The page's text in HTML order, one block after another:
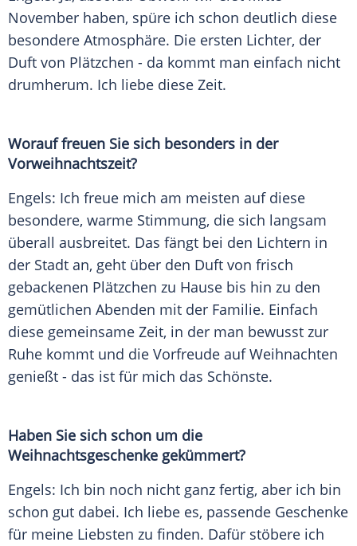
November haben, spüre ich schon deutlich diese
besondere Atmosphäre. Die ersten Lichter, der
Duft von Plätzchen - da kommt man einfach nicht
drumherum. Ich liebe diese Zeit.
Worauf freuen Sie sich besonders in der
Vorweihnachtszeit?
Engels: Ich freue mich am meisten auf diese
besondere, warme Stimmung, die sich langsam
überall ausbreitet. Das fängt bei den Lichtern in
der Stadt an, geht über den Duft von frisch
gebackenen Plätzchen zu Hause bis hin zu den
gemütlichen Abenden mit der Familie. Einfach
diese gemeinsame Zeit, in der man bewusst zur
Ruhe kommt und die Vorfreude auf Weihnachten
genießt - das ist für mich das Schönste.
Haben Sie sich schon um die
Weihnachtsgeschenke gekümmert?
Engels: Ich bin noch nicht ganz fertig, aber ich bin
schon gut dabei. Ich liebe es, passende Geschenke
für meine Liebsten zu finden. Dafür stöbere ich